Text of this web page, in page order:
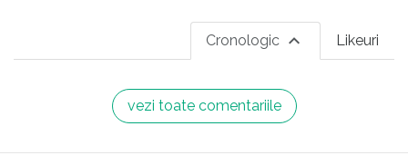
Likeuri
Cronologic
vezi toate comentariile